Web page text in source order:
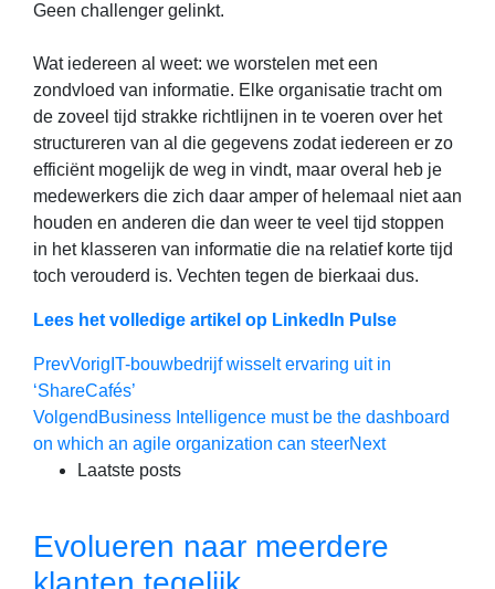
Geen challenger gelinkt.
Wat iedereen al weet: we worstelen met een
zondvloed van informatie. Elke organisatie tracht om
de zoveel tijd strakke richtlijnen in te voeren over het
structureren van al die gegevens zodat iedereen er zo
efficiënt mogelijk de weg in vindt, maar overal heb je
medewerkers die zich daar amper of helemaal niet aan
houden en anderen die dan weer te veel tijd stoppen
in het klasseren van informatie die na relatief korte tijd
toch verouderd is. Vechten tegen de bierkaai dus.
Lees het volledige artikel op LinkedIn Pulse
PrevVorig IT-bouwbedrijf wisselt ervaring uit in
‘ShareCafés’
Volgend Business Intelligence must be the dashboard
on which an agile organization can steerNext
Laatste posts
Evolueren naar meerdere